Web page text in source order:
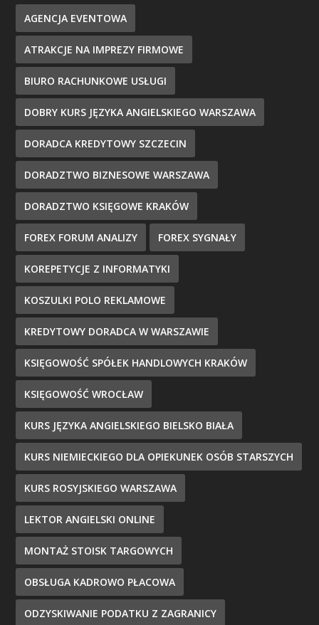
AGENCJA EVENTOWA
ATRAKCJE NA IMPREZY FIRMOWE
BIURO RACHUNKOWE USŁUGI
DOBRY KURS JĘZYKA ANGIELSKIEGO WARSZAWA
DORADCA KREDYTOWY SZCZECIN
DORADZTWO BIZNESOWE WARSZAWA
DORADZTWO KSIĘGOWE KRAKÓW
FOREX FORUM ANALIZY FOREX SYGNAŁY
KOREPETYCJE Z INFORMATYKI
KOSZULKI POLO REKLAMOWE
KREDYTOWY DORADCA W WARSZAWIE
KSIĘGOWOŚĆ SPÓŁEK HANDLOWYCH KRAKÓW
KSIĘGOWOŚĆ WROCŁAW
KURS JĘZYKA ANGIELSKIEGO BIELSKO BIAŁA
KURS NIEMIECKIEGO DLA OPIEKUNEK OSÓB STARSZYCH
KURS ROSYJSKIEGO WARSZAWA
LEKTOR ANGIELSKI ONLINE
MONTAŻ STOISK TARGOWYCH
OBSŁUGA KADROWO PŁACOWA
ODZYSKIWANIE PODATKU Z ZAGRANICY